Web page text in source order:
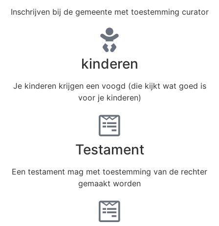
Inschrijven bij de gemeente met toestemming curator
kinderen
Je kinderen krijgen een voogd (die kijkt wat goed is
voor je kinderen)
Testament
Een testament mag met toestemming van de rechter
gemaakt worden